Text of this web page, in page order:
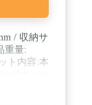
/ 収納サ
重量:
ト内容:本
ル/ステ
ュー網/